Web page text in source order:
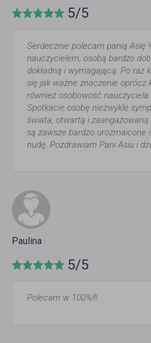
5/5
Serdecznie polecam panią Asię
nauczycielem, osobą bardzo
dokładną i wymagającą. Po raz
się jak ważne znaczenie oprócz
również osobowość
Spotkacie osobę niezwykle
świata, otwartą i
są zawsze bardzo urozmaicone
nudę. Pozdrawiam Pani Asiu i
Paulina
5/5
Polecam w 100%!!!